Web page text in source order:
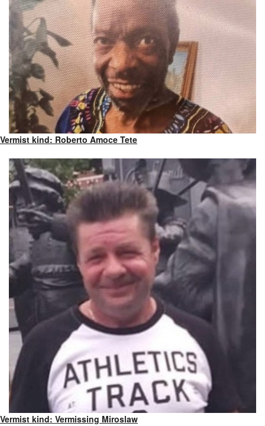
Vermist kind: Roberto Amoce Tete
Vermist kind: Vermissing Miroslaw